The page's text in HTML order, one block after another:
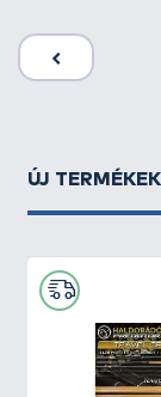
ÚJ TERMÉKEK